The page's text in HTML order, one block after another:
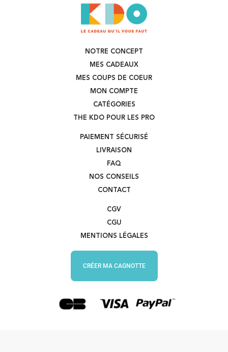
NOTRE CONCEPT
MES CADEAUX
MES COUPS DE COEUR
MON COMPTE
CATÉGORIES
THE KDO POUR LES PRO
PAIEMENT SÉCURISÉ
LIVRAISON
FAQ
NOS CONSEILS
CONTACT
CGV
CGU
MENTIONS LÉGALES
CRÉER MA CAGNOTTE